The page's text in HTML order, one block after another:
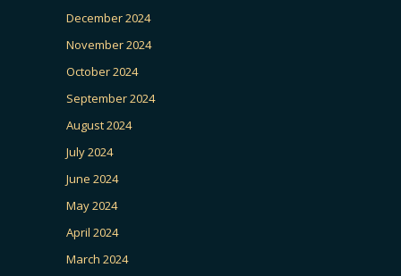
December 2024
November 2024
October 2024
September 2024
August 2024
July 2024
June 2024
May 2024
April 2024
March 2024